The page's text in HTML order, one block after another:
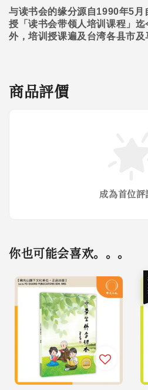
与读书会的缘分源自1990年5 月
授「读书会带领人培训课程」
外，培训授课遍及台湾各县市及
商品評價
成為首位評
你也可能会喜欢。。。